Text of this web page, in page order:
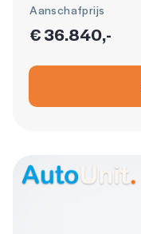
Aanschafprijs
€ 36.840,-